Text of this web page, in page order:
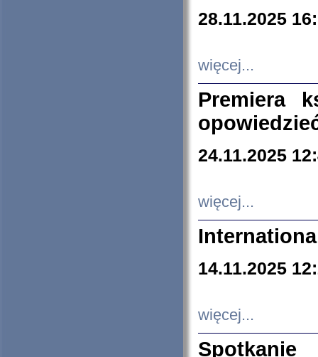
28.11.2025
więcej...
Premiera
24.11.2025
więcej...
14.11.2025
więcej...